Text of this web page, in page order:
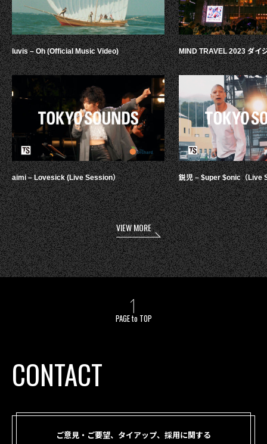
luvis – Oh (Official Music Video)
aimi – Lovesick (Live Session）
MIND TRAVEL 2023 ダイ
鋭児 – $uper $onic（Live
VIEW MORE
PAGE to TOP
CONTACT
ご意見・ご要望、タイアップ、採用に関する